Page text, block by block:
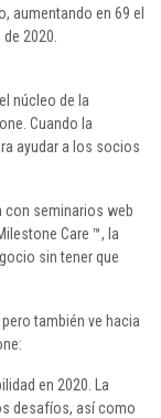
aumentando en 69 el
2020.
núcleo de la
Cuando la
ayudar a los socios
con seminarios web
Care ™, la
sin tener que
también ve hacia
en 2020. La
desafíos, así como